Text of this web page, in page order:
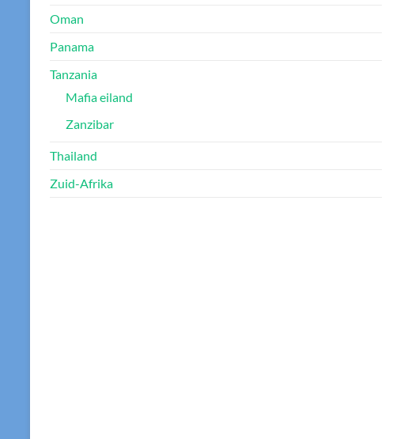
Oman
Panama
Tanzania
Mafia eiland
Zanzibar
Thailand
Zuid-Afrika